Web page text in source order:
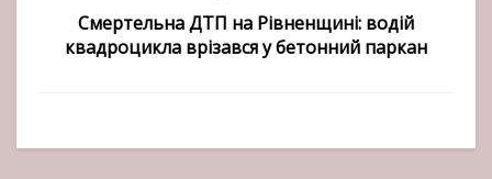
Смертельна ДТП на Рівненщині: водій
квадроцикла врізався у бетонний паркан